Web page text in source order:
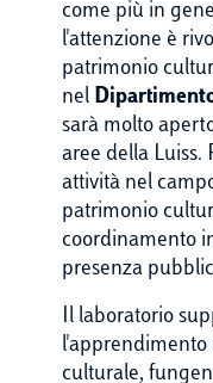
come più in
l'attenzione è
patrimonio
nel
sarà molto
aree della Luiss.
attività nel
patrimonio
coordinamento
presenza
Il laboratorio
culturale,